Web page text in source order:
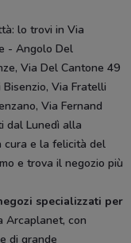
lo trovi in Via
- Angolo Del
Via Del Cantone 49
Via Fratelli
Via Fernand
dal Lunedì alla
cura e la felicità del
e trova il negozio più
specializzati per
Arcaplanet, con
di grande